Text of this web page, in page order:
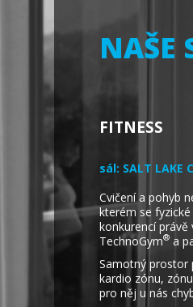
NAŠE
FITNESS
sál: SALT LAKE
Cvičení a pohyb
kterém se
konkurencí
TechnoGym® a
Samotný prostor
kardio zónu,
pro něj u nás